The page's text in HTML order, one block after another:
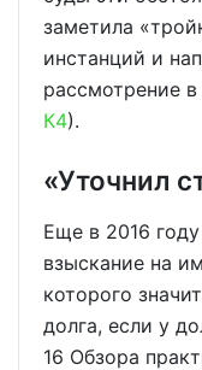
заметила
инстанций и
рассмотрение
К4).
«Уточнил
Еще в 2016
взыскание на
которого
долга, если у
16 Обзора